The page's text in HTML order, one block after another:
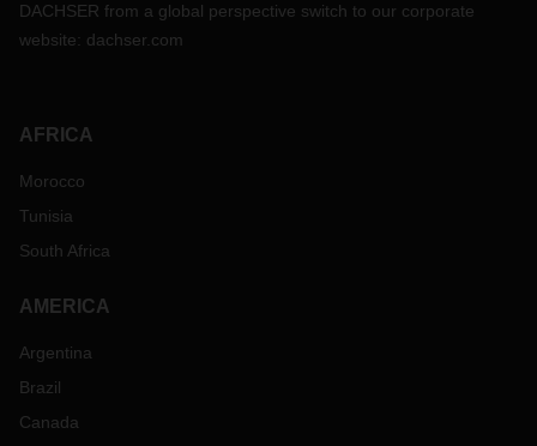
DACHSER from a global perspective switch to our corporate
website: dachser.com
AFRICA
Morocco
Tunisia
South Africa
AMERICA
Argentina
Brazil
Canada